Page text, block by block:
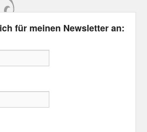
für meinen Newsletter an: